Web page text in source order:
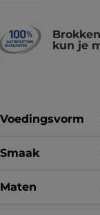
kun je
Voedingsvorm
Smaak
Maten